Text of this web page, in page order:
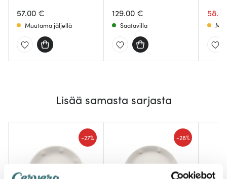
57.00 €
Muutama jäljellä
129.00 €
Saatavilla
Lisää samasta sarjasta
-27% -28%